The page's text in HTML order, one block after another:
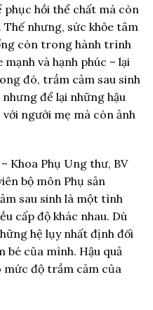
phục hồi thể chất mà còn
nhưng, sức khỏe tâm
còn trong hành trình
và hạnh phúc – lại
đó, trầm cảm sau sinh
để lại những hậu
người mẹ mà còn ảnh
Khoa Phụ Ung thư, BV
bộ môn Phụ sản
sau sinh là một tình
cấp độ khác nhau. Dù
hệ lụy nhất định đối
bé của mình. Hậu quả
mức độ trầm cảm của